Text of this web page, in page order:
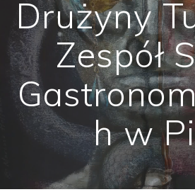
Drużyny
Zespół
h w